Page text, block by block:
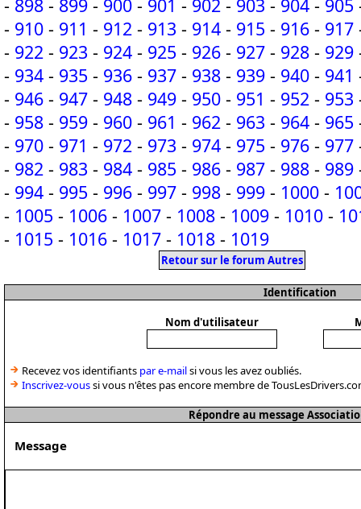
- 898 - 899 - 900 - 901 - 902 - 903 - 904 - 905
- 910 - 911 - 912 - 913 - 914 - 915 - 916 - 917
- 922 - 923 - 924 - 925 - 926 - 927 - 928 - 929
- 934 - 935 - 936 - 937 - 938 - 939 - 940 - 941
- 946 - 947 - 948 - 949 - 950 - 951 - 952 - 953
- 958 - 959 - 960 - 961 - 962 - 963 - 964 - 965
- 970 - 971 - 972 - 973 - 974 - 975 - 976 - 977
- 982 - 983 - 984 - 985 - 986 - 987 - 988 - 989
- 994 - 995 - 996 - 997 - 998 - 999 - 1000 -
- 1005 - 1006 - 1007 - 1008 - 1009 - 1010 -
- 1015 - 1016 - 1017 - 1018 - 1019
Retour sur le forum Autres
Identification
Nom d'utilisateur
Recevez vos identifiants par e-mailsi vous les avez oubliés.
Inscrivez-voussi vous n'êtes pas encore membre de
Répondre au message
Message